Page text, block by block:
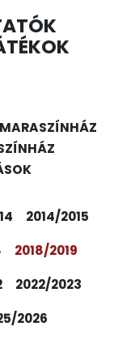
2014/2015
2018/2019
2022/2023
2026